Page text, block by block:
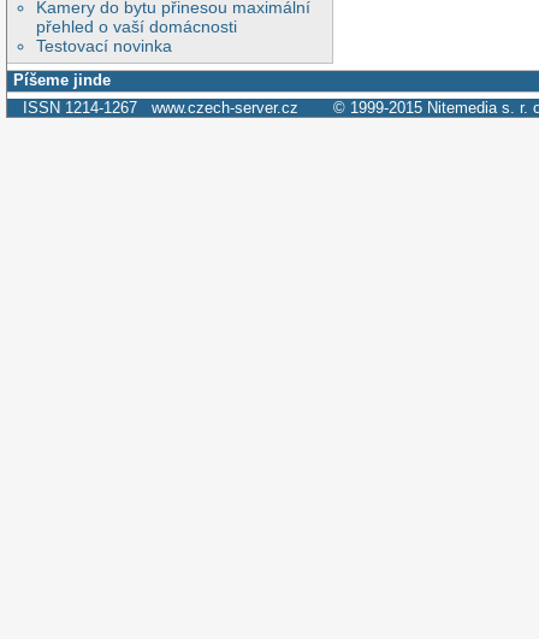
Kamery do bytu přinesou maximální
přehled o vaší domácnosti
Testovací novinka
Píšeme jinde
ISSN 1214-1267 www.czech-server.cz © 1999-2015 Nitemedia s. r.